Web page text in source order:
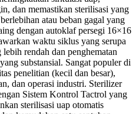
dan memastikan sterilisasi yang
atau beban gagal yang
dengan autoklaf persegi 16×16
waktu siklus yang serupa
rendah dan penghematan
substansial. Sangat populer di
penelitian (kecil dan besar),
dan operasi industri. Sterilizer
Sistem Kontrol Tactrol yang
sterilisasi uap otomatis